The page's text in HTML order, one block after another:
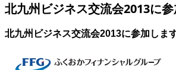
北九州ビジネス交流会2013に参
北九州ビジネス交流会2013に参加します